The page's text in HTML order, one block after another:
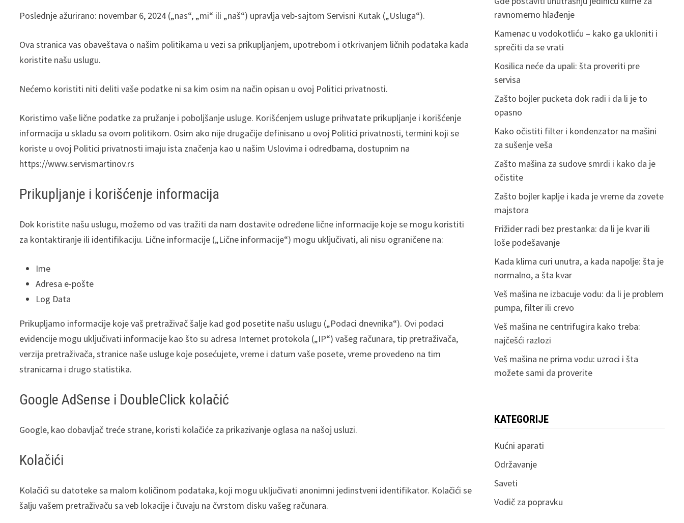
Poslednje ažurirano: novembar 6, 2024 („nas“, „mi“ ili „naš“) upravlja veb-sajtom Servisni Kutak („Usluga“).
Ova stranica vas obaveštava o našim politikama u vezi sa prikupljanjem, upotrebom i otkrivanjem ličnih podataka kada
koristite našu uslugu.
Nećemo koristiti niti deliti vaše podatke ni sa kim osim na način opisan u ovoj Politici privatnosti.
Koristimo vaše lične podatke za pružanje i poboljšanje usluge. Korišćenjem usluge prihvatate prikupljanje i korišćenje
informacija u skladu sa ovom politikom. Osim ako nije drugačije definisano u ovoj Politici privatnosti, termini koji se
koriste u ovoj Politici privatnosti imaju ista značenja kao u našim Uslovima i odredbama, dostupnim na
https://www.servismartinov.rs
Prikupljanje i korišćenje informacija
Dok koristite našu uslugu, možemo od vas tražiti da nam dostavite određene lične informacije koje se mogu koristiti
za kontaktiranje ili identifikaciju. Lične informacije („Lične informacije“) mogu uključivati, ali nisu ograničene na:
Ime
Adresa e-pošte
Log Data
Prikupljamo informacije koje vaš pretraživač šalje kad god posetite našu uslugu („Podaci dnevnika“). Ovi podaci
evidencije mogu uključivati informacije kao što su adresa Internet protokola („IP“) vašeg računara, tip pretraživača,
verzija pretraživača, stranice naše usluge koje posećujete, vreme i datum vaše posete, vreme provedeno na tim
stranicama i drugo statistika.
Google AdSense i DoubleClick kolačić
Google, kao dobavljač treće strane, koristi kolačiće za prikazivanje oglasa na našoj usluzi.
Kolačići
Kolačići su datoteke sa malom količinom podataka, koji mogu uključivati anonimni jedinstveni identifikator. Kolačići se
šalju vašem pretraživaču sa veb lokacije i čuvaju na čvrstom disku vašeg računara.
ravnomerno hlađenje
Kamenac u vodokotliću – kako ga ukloniti i
sprečiti da se vrati
Kosilica neće da upali: šta proveriti pre
servisa
Zašto bojler pucketa dok radi i da li je to
opasno
Kako očistiti filter i kondenzator na mašini
za sušenje veša
Zašto mašina za sudove smrdi i kako da je
očistite
Zašto bojler kaplje i kada je vreme da zovete
majstora
Frižider radi bez prestanka: da li je kvar ili
loše podešavanje
Kada klima curi unutra, a kada napolje: šta je
normalno, a šta kvar
Veš mašina ne izbacuje vodu: da li je problem
pumpa, filter ili crevo
Veš mašina ne centrifugira kako treba:
najčešći razlozi
Veš mašina ne prima vodu: uzroci i šta
možete sami da proverite
KATEGORIJE
Kućni aparati
Održavanje
Saveti
Vodič za popravku